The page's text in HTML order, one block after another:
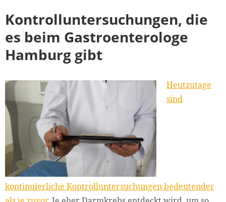
Kontrolluntersuchungen, die
es beim Gastroenterologe
Hamburg gibt
Heutzutage
sind
kontinuierliche Kontrolluntersuchungen bedeutender